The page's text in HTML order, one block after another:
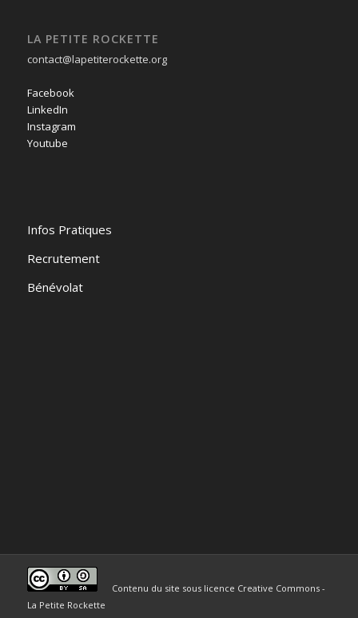
LA PETITE ROCKETTE
contact@lapetiterockette.org
Facebook
LinkedIn
Instagram
Youtube
Infos Pratiques
Recrutement
Bénévolat
Contenu du site sous licence Creative Commons -
La Petite Rockette